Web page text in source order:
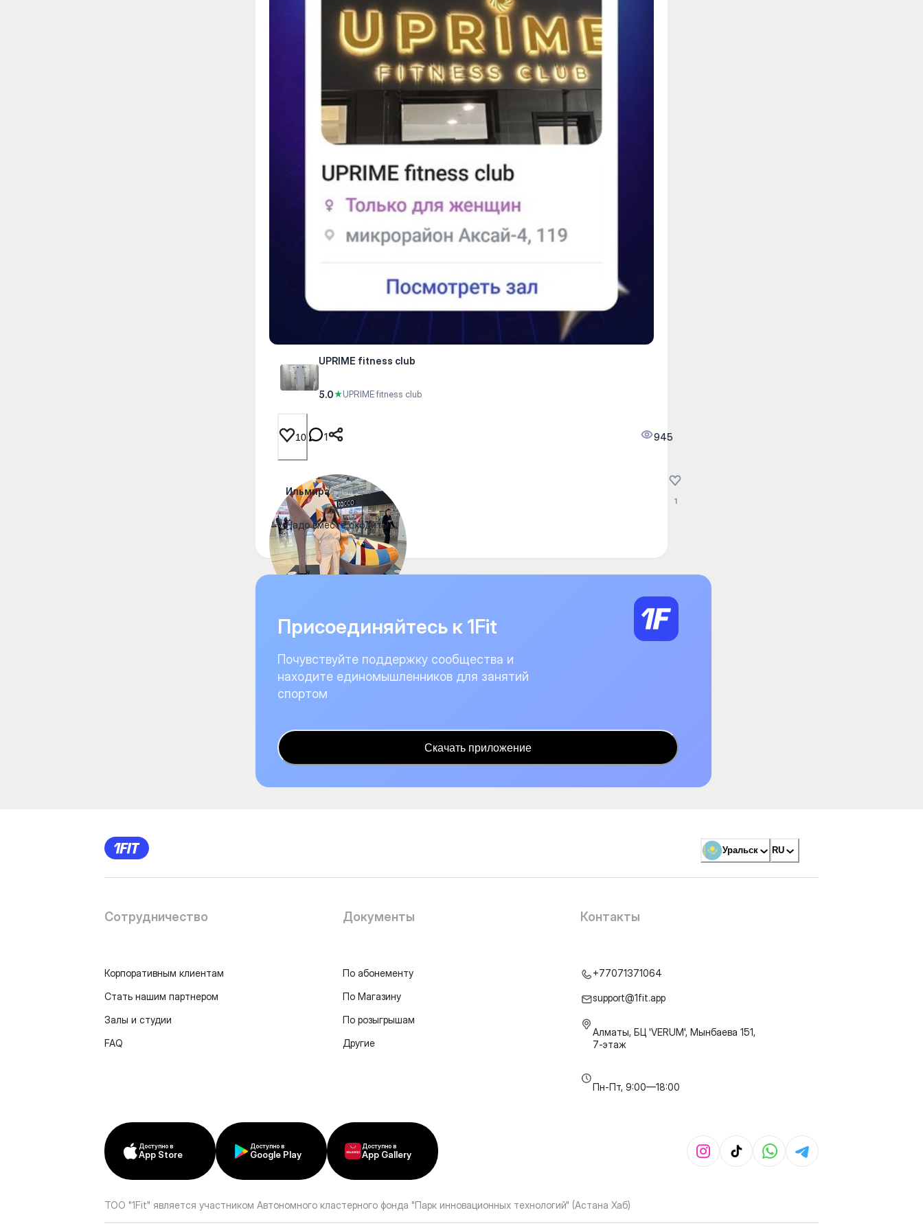
UPRIME fitness club
5.0★UPRIME fitness club
10 1 945
Ильмира4 декабря
Надо вместе сходить!
1
Присоединяйтесь к 1Fit
Почувствуйте поддержку сообщества и
находите единомышленников для занятий
спортом
Скачать приложение
Уральск RU
Сотрудничество
Корпоративным клиентам
Стать нашим партнером
Залы и студии
FAQ
Документы
По абонементу
По Магазину
По розыгрышам
Другие
Контакты
+77071371064
support@1fit.app
Алматы, БЦ 'VERUM', Мынбаева 151,
7-этаж
Пн-Пт, 9:00—18:00
Доступно в
App Store
Доступно в
Google Play
Доступно в
App Gallery
ТОО "1Fit" является участником Автономного кластерного фонда "Парк инновационных технологий" (Астана Хаб)